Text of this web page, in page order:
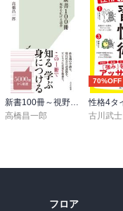
新書100冊～視野を広げる読書～
高橋昌一郎
70%OFF
古川武士
フロア